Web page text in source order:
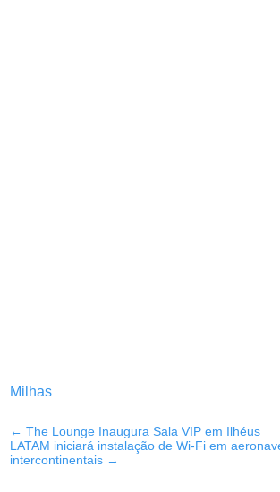
Milhas
← The Lounge Inaugura Sala VIP em Ilhéus
LATAM iniciará instalação de Wi-Fi em
intercontinentais →